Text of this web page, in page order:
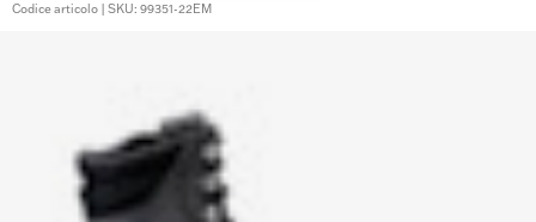
Codice articolo | SKU: 99351-22EM